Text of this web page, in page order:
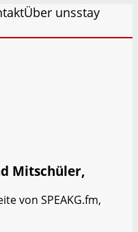
Über unsstay
Mitschüler,
von SPEAKG.fm,